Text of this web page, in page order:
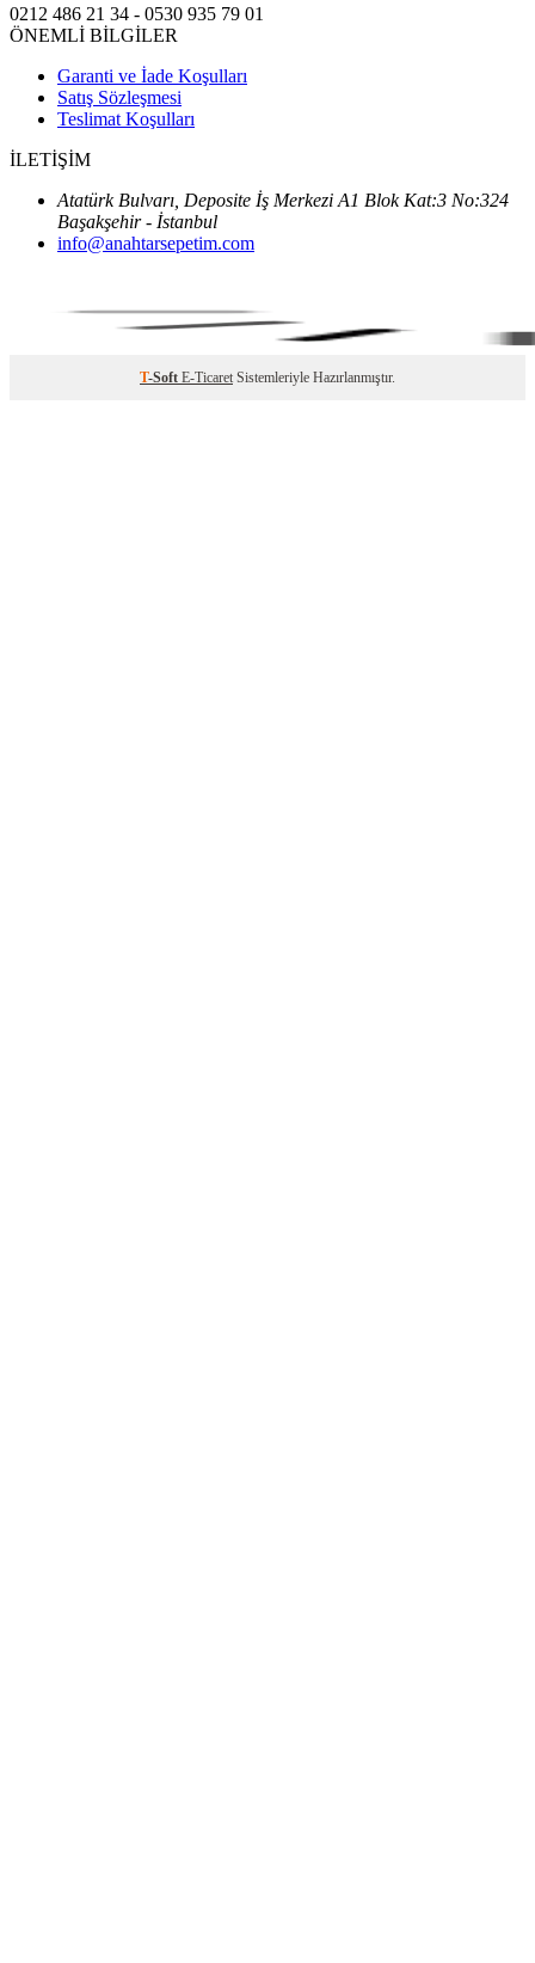
0212 486 21 34 - 0530 935 79 01
ÖNEMLİ BİLGİLER
Garanti ve İade Koşulları
Satış Sözleşmesi
Teslimat Koşulları
İLETİŞİM
Atatürk Bulvarı, Deposite İş Merkezi A1 Blok Kat:3 No:324
Başakşehir - İstanbul
info@anahtarsepetim.com
T-Soft E-Ticaret Sistemleriyle Hazırlanmıştır.